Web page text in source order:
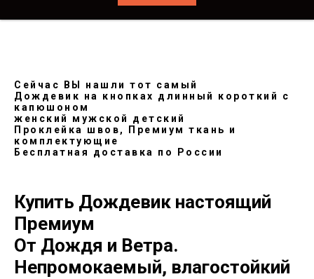
Сейчас ВЫ нашли тот самый
Дождевик на кнопках длинный короткий с
капюшоном
женский мужской детский
Проклейка швов, Премиум ткань и
комплектующие
Бесплатная доставка по России
Купить Дождевик настоящий
Премиум
От Дождя и Ветра.
Непромокаемый, влагостойкий